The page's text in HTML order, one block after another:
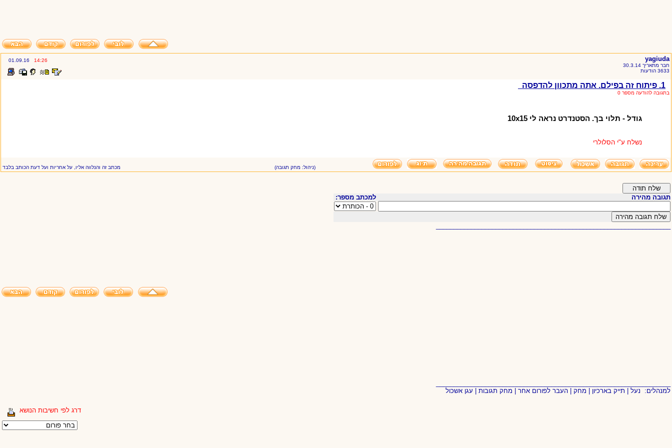
yagiuda
חבר מתאריך 30.3.14
3633 הודעות
14:26
01.09.16
1. פיתוח זה בפילם. אתה מתכוון להדפסה
בתגובה להודעה מספר 0
גודל - תלוי בך. הסטנדרט נראה לי 10x15
נשלח ע"י הסלולרי
(ניהול: מחק תגובה) מכתב זה והנלווה אליו, על אחריות ועל דעת הכותב בלבד
תגובה מהירה למכתב מספר:
למנהלים: נעל תייק בארכיון מחק העבר לפורום אחר מחק תגובות עגן אשכול
דרג לפי חשיבות הנושא